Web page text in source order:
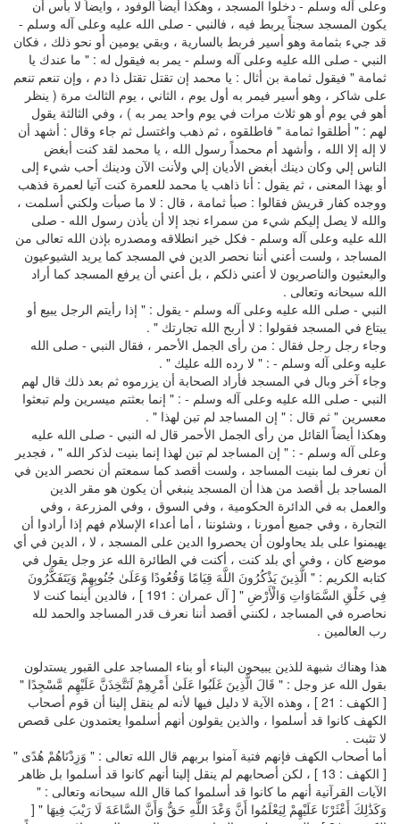
وعلى آله وسلم - دخلوا المسجد ، وهكذا أيضاً الوفود ، وايضاً لا بأس أن
يكون المسجد سجناً يربط فيه ، فالنبي - صلى الله عليه وعلى آله وسلم -
قد جيء بثمامة وهو أسير فربط بالسارية ، وبقي يومين أو نحو ذلك ، فكان
النبي - صلى الله عليه وعلى آله وسلم - يمر به فيقول له : " ما عندك يا
ثمامة " فيقول ثمامة بن أثال : يا محمد إن تقتل تقتل ذا دم ، وإن تنعم تنعم
على شاكر ، وهو أسير فيمر به أول يوم ، الثاني ، يوم الثالث مرة ( ينظر
أهو في يوم أو هو ثلاث مرات في يوم واحد يمر به ) ، وفي الثالثة يقول
لهم : " أطلقوا ثمامة " فاطلقوه ، ثم ذهب واغتسل ثم جاء وقال : أشهد أن
لا إله إلا الله ، وأشهد أم محمداً رسول الله ، يا محمد لقد كنت أبغض
الناس إلي وكان دينك أبغض الأديان إلي ولأنت الآن ودينك أحب شيء إلى
أو بهذا المعنى ، ثم يقول : أنا ذاهب يا محمد للعمرة كنت آتيا لعمرة فذهب
ووجده كفار قريش فقالوا : صبأ ثمامة ، قال : لا ما صبأت ولكني أسلمت ،
والله لا يصل إليكم شيء من سمراء نجد إلا أن يأذن رسول الله - صلى
الله عليه وعلى آله وسلم - فكل خير انطلاقه ومصدره بإذن الله تعالى من
المساجد ، ولست أعني أننا نحصر الدين في المسجد كما يريد الشيوعيون
والبعثيون والناصريون لا أعني ذلكم ، بل أعني أن يرفع المسجد كما أراد
الله سبحانه وتعالى .
النبي - صلى الله عليه وعلى آله وسلم - يقول : " إذا رأيتم الرجل يبيع أو
يبتاع في المسجد فقولوا : لا أربح الله تجارتك " .
وجاء رجل رجل فقال : من رأى الجمل الأحمر ، فقال النبي - صلى الله
عليه وعلى آله وسلم - : " لا رده الله عليك " .
وجاء آخر وبال في المسجد فأراد الصحابة أن يزرموه ثم بعد ذلك قال لهم
النبي - صلى الله عليه وعلى آله وسلم - : " إنما بعثتم ميسرين ولم تبعثوا
معسرين " ثم قال : " إن المساجد لم تبن لهذا " .
وهكذا أيضاً القائل من رأى الجمل الأحمر قال له النبي - صلى الله عليه
وعلى آله وسلم - : " إن المساجد لم تبن لهذا إنما بنيت لذكر الله " ، فجدير
أن نعرف لما بنيت المساجد ، ولست أقصد كما سمعتم أن نحصر الدين في
المساجد بل أقصد من هذا أن المسجد ينبغي أن يكون هو مقر الدين
والعمل به في الدائرة الحكومية ، وفي السوق ، وفي المزرعة ، وفي
التجارة ، وفي جميع أمورنا ، وشئوننا ، أما أعداء الإسلام فهم إذا أرادوا أن
يهيمنوا على بلد يحاولون أن يحصروا الدين على المسجد ، لا ، الدين في أي
موضع كان ، وفي أي بلد كنت ، أكنت في الطائرة الله عز وجل يقول في
كتابه الكريم : " الَّذِينَ يَذْكُرُونَ اللَّهَ قِيَامًا وَقُعُودًا وَعَلَىٰ جُنُوبِهِمْ وَيَتَفَكَّرُونَ
فِي خَلْقِ السَّمَاوَاتِ وَالْأَرْضِ " [ آل عمران : 191 ] ، فالدين أينما كنت لا
نحاصره في المساجد ، لكنني أقصد أننا نعرف قدر المساجد والحمد لله
رب العالمين .
هذا وهناك شبهة للذين يبيحون البناء أو بناء المساجد على القبور يستدلون
بقول الله عز وجل : " قَالَ الَّذِينَ غَلَبُوا عَلَىٰ أَمْرِهِمْ لَنَتَّخِذَنَّ عَلَيْهِم مَّسْجِدًا "
[ الكهف : 21 ] ، وهذه الآية لا دليل فيها لأنه لم ينقل إلينا أن قوم أصحاب
الكهف كانوا قد أسلموا ، والذين يقولون أنهم أسلموا يعتمدون على قصص
لا تثبت .
أما أصحاب الكهف فإنهم فتية آمنوا بربهم قال الله تعالى : " وَزِدْنَاهُمْ هُدًى "
[ الكهف : 13 ] ، لكن أصحابهم لم ينقل إلينا أنهم كانوا قد أسلموا بل ظاهر
الآيات القرآنية أنهم ما كانوا قد أسلموا كما قال الله سبحانه وتعالى : "
وَكَذَٰلِكَ أَعْثَرْنَا عَلَيْهِمْ لِيَعْلَمُوا أَنَّ وَعْدَ اللَّهِ حَقٌّ وَأَنَّ السَّاعَةَ لَا رَيْبَ فِيهَا " [